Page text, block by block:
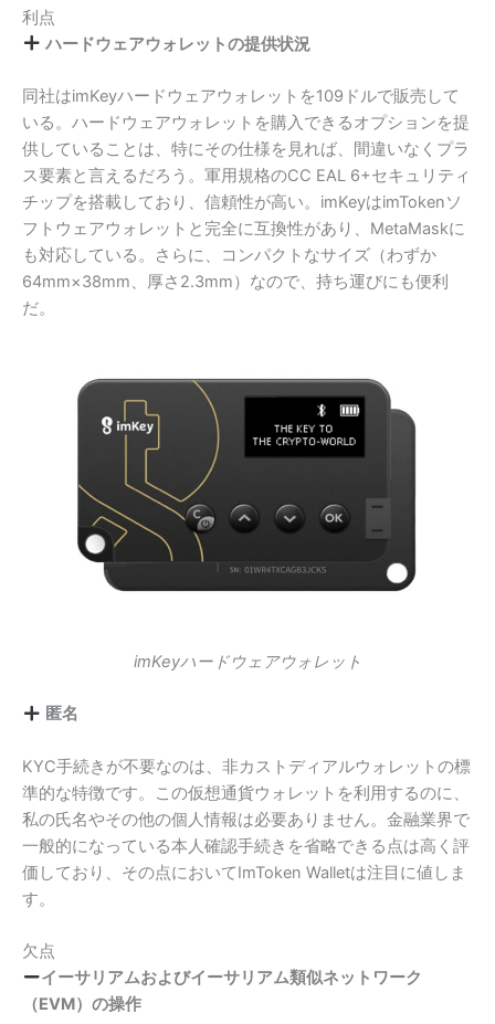
利点
ハードウェアウォレットの提供状況
同社はimKeyハードウェアウォレットを109ドルで販売して
いる。ハードウェアウォレットを購入できるオプションを提
供していることは、特にその仕様を見れば、間違いなくプラ
ス要素と言えるだろう。軍用規格のCC EAL 6+セキュリティ
チップを搭載しており、信頼性が高い。imKeyはimTokenソ
フトウェアウォレットと完全に互換性があり、MetaMaskに
も対応している。さらに、コンパクトなサイズ（わずか
64mm×38mm、厚さ2.3mm）なので、持ち運びにも便利
だ。
imKeyハードウェアウォレット
匿名
KYC手続きが不要なのは、非カストディアルウォレットの標
準的な特徴です。この仮想通貨ウォレットを利用するのに、
私の氏名やその他の個人情報は必要ありません。金融業界で
一般的になっている本人確認手続きを省略できる点は高く評
価しており、その点においてImToken Walletは注目に値しま
す。
欠点
イーサリアムおよびイーサリアム類似ネットワーク
（EVM）の操作